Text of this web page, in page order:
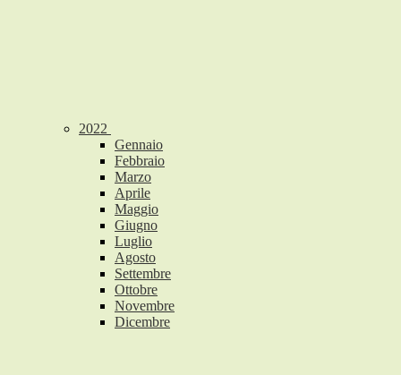
2022
Gennaio
Febbraio
Marzo
Aprile
Maggio
Giugno
Luglio
Agosto
Settembre
Ottobre
Novembre
Dicembre